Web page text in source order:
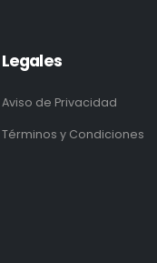
Legales
Aviso de Privacidad
Términos y Condiciones